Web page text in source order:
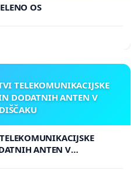
OS
TELEKOMUNIKACIJSKE
DODATNIH ANTEN V
ANTEN V